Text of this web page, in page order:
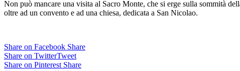
Non può mancare una visita al Sacro Monte, che si erge sulla sommità
oltre ad un convento e ad una chiesa, dedicata a San Nicolao.
Share on Facebook Share
Share on TwitterTweet
Share on Pinterest Share